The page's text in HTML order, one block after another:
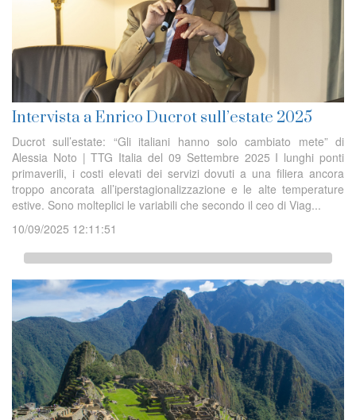
Intervista a Enrico Ducrot sull’estate 2025
Ducrot sull’estate: “Gli italiani hanno solo cambiato mete” di
Alessia Noto | TTG Italia del 09 Settembre 2025 I lunghi ponti
primaverili, i costi elevati dei servizi dovuti a una filiera ancora
troppo ancorata all’iperstagionalizzazione e le alte temperature
estive. Sono molteplici le variabili che secondo il ceo di Viag...
10/09/2025 12:11:51